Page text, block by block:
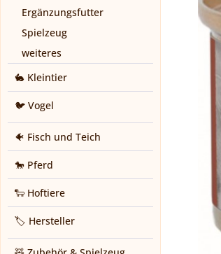
Ergänzungsfutter
Spielzeug
weiteres
🐇 Kleintier
🐦 Vogel
🐠 Fisch und Teich
🐎 Pferd
🐑 Hoftiere
🏷️ Hersteller